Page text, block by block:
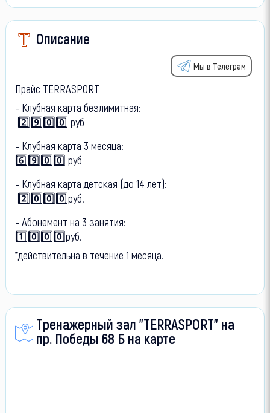
Описание
Мы в Телеграм
Прайс TERRASPORT
- Клубная карта безлимитная:
2️⃣9️⃣0️⃣0️⃣ руб
- Клубная карта 3 месяца:
6️⃣9️⃣0️⃣0️⃣ руб
- Клубная карта детская (до 14 лет):
2️⃣0️⃣0️⃣0️⃣руб.
- Абонемент на 3 занятия:
1️⃣0️⃣0️⃣0️⃣руб.
*действительна в течение 1 месяца.
Тренажерный зал "TERRASPORT" на
пр. Победы 68 Б на карте